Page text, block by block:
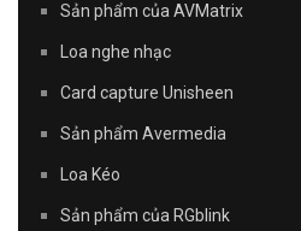
Sản phẩm của AVMatrix
Loa nghe nhạc
Card capture Unisheen
Sản phẩm Avermedia
Loa Kéo
Sản phẩm của RGblink